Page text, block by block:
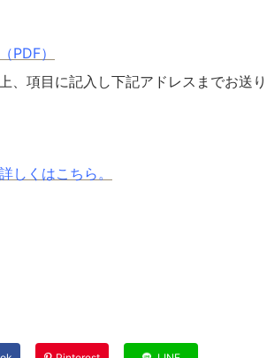
PDF）
、項目に記入し下記アドレスまでお送り
しくはこちら。